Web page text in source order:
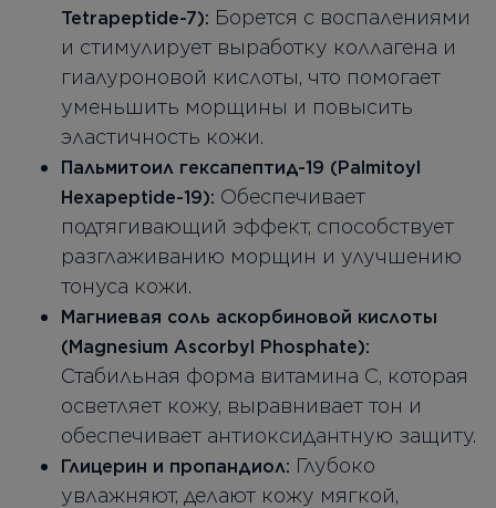
Tetrapeptide-7): Борется с воспалениями
и стимулирует выработку коллагена и
гиалуроновой кислоты, что помогает
уменьшить морщины и повысить
эластичность кожи.
Пальмитоил гексапептид-19 (Palmitoyl
Hexapeptide-19): Обеспечивает
подтягивающий эффект, способствует
разглаживанию морщин и улучшению
тонуса кожи.
Магниевая соль аскорбиновой кислоты
(Magnesium Ascorbyl Phosphate):
Стабильная форма витамина С, которая
осветляет кожу, выравнивает тон и
обеспечивает антиоксидантную защиту.
Глицерин и пропандиол: Глубоко
увлажняют, делают кожу мягкой,